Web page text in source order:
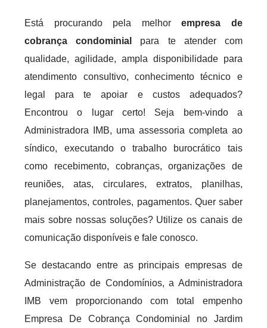
Está procurando pela melhorempresa de
cobrança condominial
para te atender com
qualidade, agilidade, ampla disponibilidade para
atendimento consultivo, conhecimento técnico e
legal para te apoiar e custos adequados?
Encontrou o lugar certo! Seja bem-vindo a
Administradora IMB, uma assessoria completa ao
síndico, executando o trabalho burocrático tais
como recebimento, cobranças, organizações de
reuniões, atas, circulares, extratos, planilhas,
planejamentos, controles, pagamentos. Quer saber
mais sobre nossas soluções? Utilize os canais de
comunicação disponíveis e fale conosco.
Se destacando entre as principais empresas de
Administração de Condomínios, a Administradora
IMB vem proporcionando com total empenho
Empresa De Cobrança Condominial no Jardim